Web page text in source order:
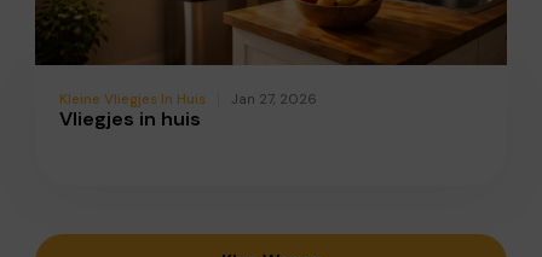
Kleine Vliegjes In Huis Jan 27, 2026
Vliegjes in huis